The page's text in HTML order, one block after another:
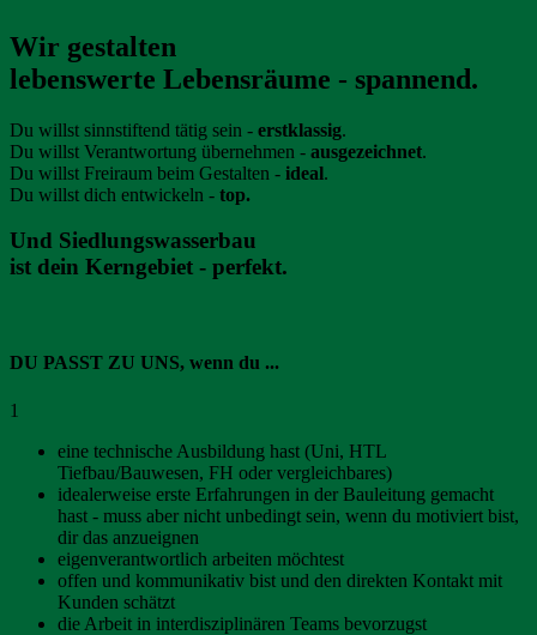
Wir gestalten
lebenswerte Lebensräume - spannend.
Du willst sinnstiftend tätig sein - erstklassig.
Du willst Verantwortung übernehmen - ausgezeichnet.
Du willst Freiraum beim Gestalten - ideal.
Du willst dich entwickeln - top.
Und Siedlungswasserbau
ist dein Kerngebiet - perfekt.
DU PASST ZU UNS, wenn du ...
1
eine technische Ausbildung hast (Uni, HTL
Tiefbau/Bauwesen, FH oder vergleichbares)
idealerweise erste Erfahrungen in der Bauleitung gemacht
hast - muss aber nicht unbedingt sein, wenn du motiviert bist,
dir das anzueignen
eigenverantwortlich arbeiten möchtest
offen und kommunikativ bist und den direkten Kontakt mit
Kunden schätzt
die Arbeit in interdisziplinären Teams bevorzugst